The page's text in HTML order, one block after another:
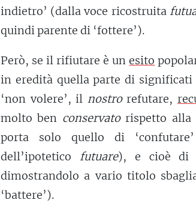
indietro’ (dalla voce ricostruita
quindi parente di ‘fottere’).
Però, se il rifiutare è unesito
in eredità quella parte di significati
‘non volere’, il nostrorefutare,
molto ben conservatorispetto alla
porta solo quello di
dell’ipotetico futuare), e cioè di
dimostrandolo a vario titolo
‘battere’).